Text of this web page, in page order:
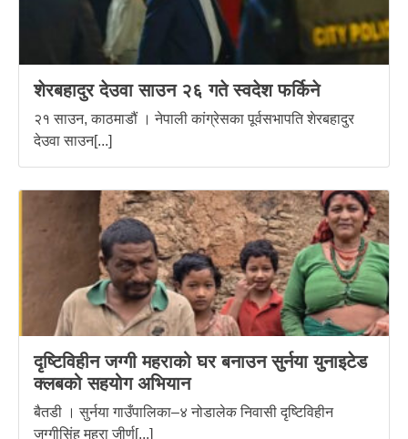
शेरबहादुर देउवा साउन २६ गते स्वदेश फर्किने
२१ साउन, काठमाडौं । नेपाली कांग्रेसका पूर्वसभापति शेरबहादुर
देउवा साउन[...]
दृष्टिविहीन जग्गी महराको घर बनाउन सुर्नया युनाइटेड
क्लबको सहयोग अभियान
बैतडी । सुर्नया गाउँपालिका–४ नोडालेक निवासी दृष्टिविहीन
जग्गीसिंह महरा जीर्ण[...]